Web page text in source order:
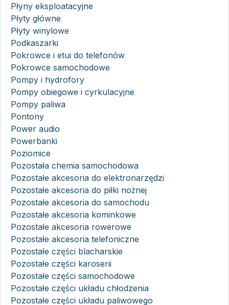
Płyny eksploatacyjne
Płyty główne
Płyty winylowe
Podkaszarki
Pokrowce i etui do telefonów
Pokrowce samochodowe
Pompy i hydrofory
Pompy obiegowe i cyrkulacyjne
Pompy paliwa
Pontony
Power audio
Powerbanki
Poziomice
Pozostała chemia samochodowa
Pozostałe akcesoria do elektronarzędzi
Pozostałe akcesoria do piłki nożnej
Pozostałe akcesoria do samochodu
Pozostałe akcesoria kominkowe
Pozostałe akcesoria rowerowe
Pozostałe akcesoria telefoniczne
Pozostałe części blacharskie
Pozostałe części karoserii
Pozostałe części samochodowe
Pozostałe części układu chłodzenia
Pozostałe części układu paliwowego